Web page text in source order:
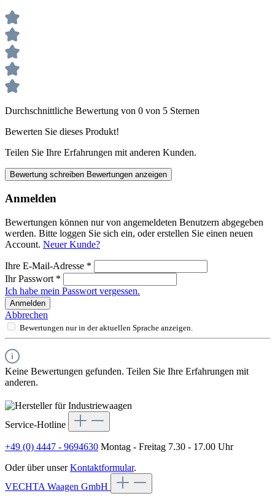
Durchschnittliche Bewertung von 0 von 5 Sternen
Bewerten Sie dieses Produkt!
Teilen Sie Ihre Erfahrungen mit anderen Kunden.
Bewertung schreiben Bewertungen anzeigen
Anmelden
Bewertungen können nur von angemeldeten Benutzern abgegeben
werden. Bitte loggen Sie sich ein, oder erstellen Sie einen neuen
Account. Neuer Kunde?
Ihre E-Mail-Adresse *
Ihr Passwort *
Ich habe mein Passwort vergessen.
Anmelden
Abbrechen
Bewertungen nur in der aktuellen Sprache anzeigen.
Keine Bewertungen gefunden. Teilen Sie Ihre Erfahrungen mit
anderen.
Service-Hotline
+49 (0) 4447 - 9694630 Montag - Freitag 7.30 - 17.00 Uhr
Oder über unserKontaktformular.
VECHTA Waagen GmbH